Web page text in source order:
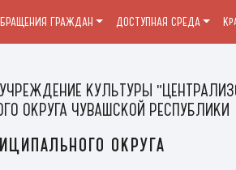
КУЛЬТУРЫ
ОКРУГА ЧУВАШСКОЙ РЕСПУБЛИКИ
округа
ГРАЖДАН ДОСТУПНАЯ СРЕДА